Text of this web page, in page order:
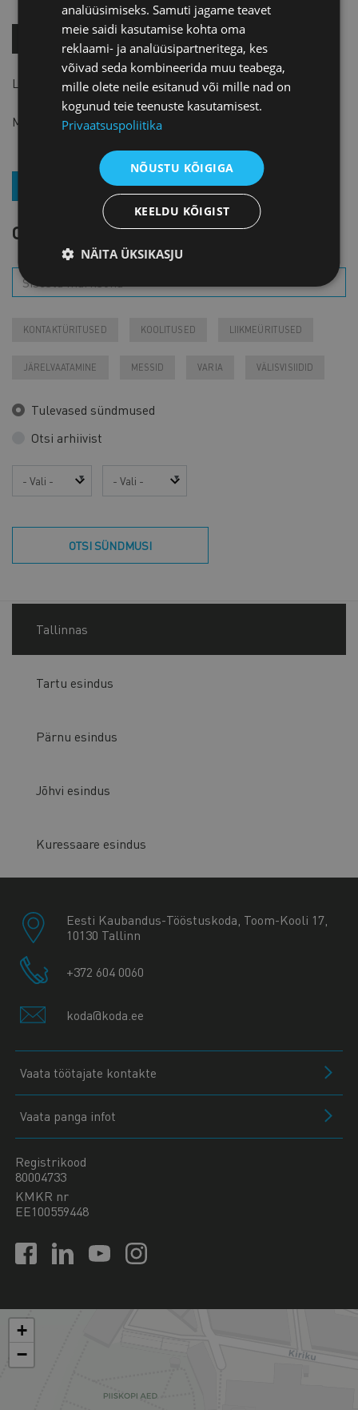
OSTA KOHE!
Liikmetele20 EUR + km
Mitteliikmetele40 EUR+ km
LIITU UUDISKIRJAGA
OTSI SÜNDMUST
KONTAKTÜRITUSED KOOLITUSED LIIKMEÜRITUSED
JÄRELVAATAMINE MESSID VARIA VÄLISVISIIDID
Tulevased sündmused
Otsi arhiivist
Aasta Kuu
OTSI SÜNDMUSI
Tallinnas
Tartu esindus
Pärnu esindus
Jõhvi esindus
Kuressaare esindus
Eesti Kaubandus-Tööstuskoda, Toom-Kooli 17,
10130 Tallinn
+372 604 0060
koda@koda.ee
Vaata töötajate kontakte
Vaata panga infot
Registrikood
80004733
KMKR nr
EE100559448
+
−
analüüsimiseks. Samuti jagame teavet
meie saidi kasutamise kohta oma
reklaami- ja analüüsipartneritega, kes
võivad seda kombineerida muu teabega,
mille olete neile esitanud või mille nad on
kogunud teie teenuste kasutamisest.
Privaatsuspoliitika
NÕUSTU KÕIGIGA
KEELDU KÕIGIST
NÄITA ÜKSIKASJU